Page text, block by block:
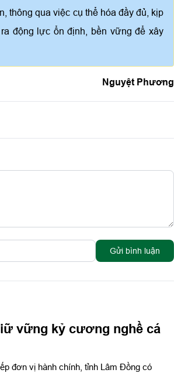
thông qua việc cụ thể hóa đầy đủ, kịp
động lực ổn định, bền vững để xây
Nguyệt Phương
Gửi bình luận
vững kỷ cương nghề cá
đơn vị hành chính, tỉnh Lâm Đồng có